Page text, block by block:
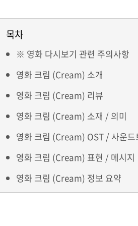
목차
※ 영화 다시보기 관련 주의사항
영화 크림 (Cream) 소개
영화 크림 (Cream) 리뷰
영화 크림 (Cream) 소재 / 의미
영화 크림 (Cream) OST / 사운드
영화 크림 (Cream) 표현 / 메시지
영화 크림 (Cream) 정보 요약